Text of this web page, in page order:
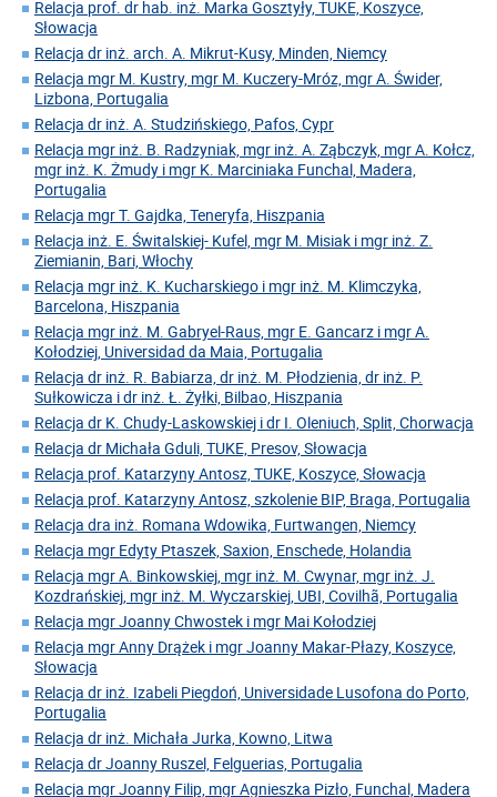
Relacja prof. dr hab. inż. Marka Gosztyły, TUKE, Koszyce,
Słowacja
Relacja dr inż. arch. A. Mikrut-Kusy, Minden, Niemcy
Relacja mgr M. Kustry, mgr M. Kuczery-Mróz, mgr A. Świder,
Lizbona, Portugalia
Relacja dr inż. A. Studzińskiego, Pafos, Cypr
Relacja mgr inż. B. Radzyniak, mgr inż. A. Ząbczyk, mgr A. Kołcz,
mgr inż. K. Żmudy i mgr K. Marciniaka Funchal, Madera,
Portugalia
Relacja mgr T. Gajdka, Teneryfa, Hiszpania
Relacja inż. E. Świtalskiej- Kufel, mgr M. Misiak i mgr inż. Z.
Ziemianin, Bari, Włochy
Relacja mgr inż. K. Kucharskiego i mgr inż. M. Klimczyka,
Barcelona, Hiszpania
Relacja mgr inż. M. Gabryel-Raus, mgr E. Gancarz i mgr A.
Kołodziej, Universidad da Maia, Portugalia
Relacja dr inż. R. Babiarza, dr inż. M. Płodzienia, dr inż. P.
Sułkowicza i dr inż. Ł. Żyłki, Bilbao, Hiszpania
Relacja dr K. Chudy-Laskowskiej i dr I. Oleniuch, Split, Chorwacja
Relacja dr Michała Gduli, TUKE, Presov, Słowacja
Relacja prof. Katarzyny Antosz, TUKE, Koszyce, Słowacja
Relacja prof. Katarzyny Antosz, szkolenie BIP, Braga, Portugalia
Relacja dra inż. Romana Wdowika, Furtwangen, Niemcy
Relacja mgr Edyty Ptaszek, Saxion, Enschede, Holandia
Relacja mgr A. Binkowskiej, mgr inż. M. Cwynar, mgr inż. J.
Kozdrańskiej, mgr inż. M. Wyczarskiej, UBI, Covilhã, Portugalia
Relacja mgr Joanny Chwostek i mgr Mai Kołodziej
Relacja mgr Anny Drążek i mgr Joanny Makar-Płazy, Koszyce,
Słowacja
Relacja dr inż. Izabeli Piegdoń, Universidade Lusofona do Porto,
Portugalia
Relacja dr inż. Michała Jurka, Kowno, Litwa
Relacja dr Joanny Ruszel, Felguerias, Portugalia
Relacja mgr Joanny Filip, mgr Agnieszka Pizło, Funchal, Madera